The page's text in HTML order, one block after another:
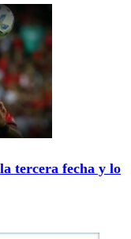
tercera fecha y lo